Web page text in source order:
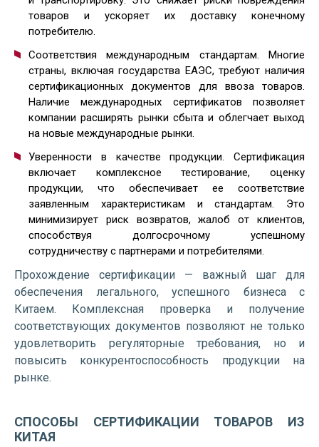
товаров и ускоряет их доставку конечному
потребителю.
Соответствия международным стандартам. Многие
страны, включая государства ЕАЭС, требуют наличия
сертификационных документов для ввоза товаров.
Наличие международных сертификатов позволяет
компании расширять рынки сбыта и облегчает выход
на новые международные рынки.
Уверенности в качестве продукции. Сертификация
включает комплексное тестирование, оценку
продукции, что обеспечивает ее соответствие
заявленным характеристикам и стандартам. Это
минимизирует риск возвратов, жалоб от клиентов,
способствуя долгосрочному успешному
сотрудничеству с партнерами и потребителями.
Прохождение сертификации — важный шаг для
обеспечения легального, успешного бизнеса с
Китаем. Комплексная проверка и получение
соответствующих документов позволяют не только
удовлетворить регуляторные требования, но и
повысить конкурентоспособность продукции на
рынке.
СПОСОБЫ СЕРТИФИКАЦИИ ТОВАРОВ ИЗ
КИТАЯ